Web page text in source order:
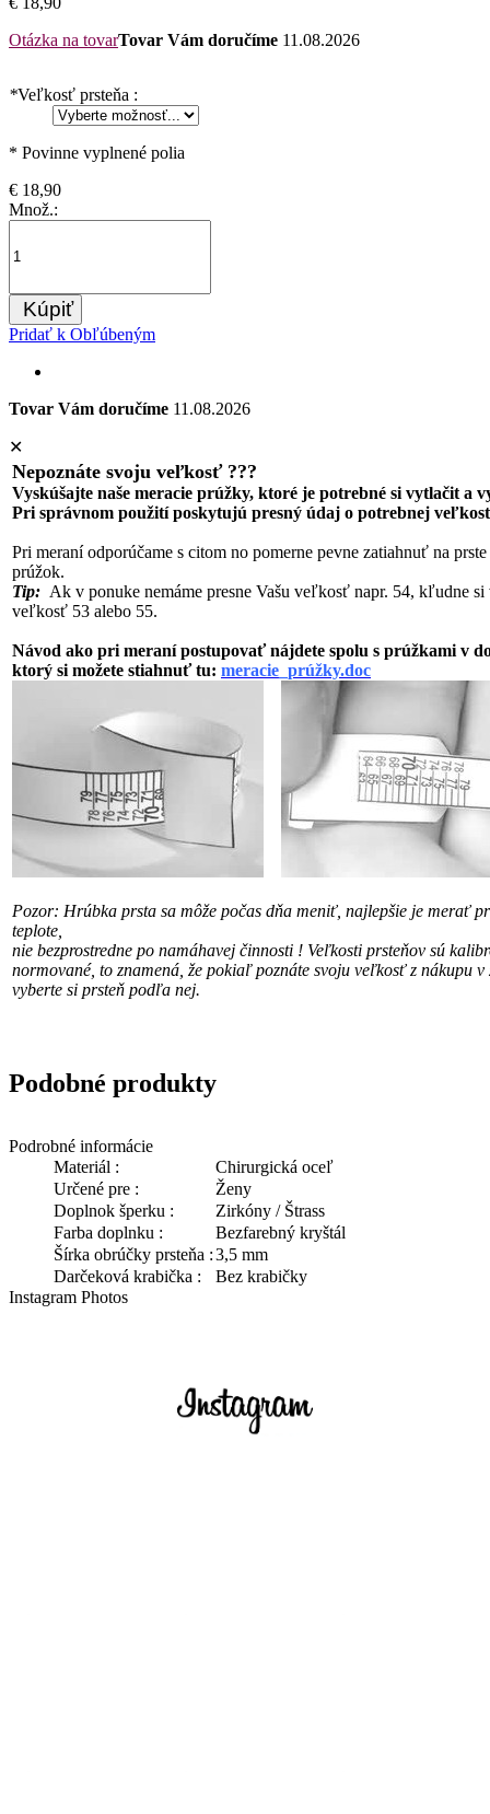
Otázka na tovarTovar Vám doručíme 11.08.2026
*Veľkosť prsteňa :
* Povinne vyplnené polia
€ 18,90
Množ.:
Kúpiť
Pridať k Obľúbeným
Tovar Vám doručíme 11.08.2026
✕
Nepoznáte svoju veľkosť ???
Vyskúšajte naše meracie prúžky, ktoré je potrebné si vytlačit a
Pri správnom použití poskytujú presný údaj o potrebnej
Pri meraní odporúčame s citom no pomerne pevne zatiahnuť na
prúžok.
Tip: Ak v ponuke nemáme presne Vašu veľkosť napr. 54, kľudne si
veľkosť 53 alebo 55.
Návod ako pri meraní postupovať nájdete spolu s prúžkami v
ktorý si možete stiahnuť tu: meracie_prúžky.doc
Pozor: Hrúbka prsta sa môže počas dňa meniť, najlepšie je merať
teplote,
nie bezprostredne po namáhavej činnosti ! Veľkosti prsteňov sú
normované, to znamená, že pokiaľ poznáte svoju veľkosťz nákupu v
vyberte si prsteň podľa nej.
Podrobné informácie
Materiál :
Chirurgická oceľ
Určené pre :
Ženy
Doplnok šperku :
Zirkóny / Štrass
Farba doplnku :
Bezfarebný kryštál
Šírka obrúčky prsteňa :3,5 mm
Darčeková krabička :
Bez krabičky
Instagram Photos
Podobné produkty